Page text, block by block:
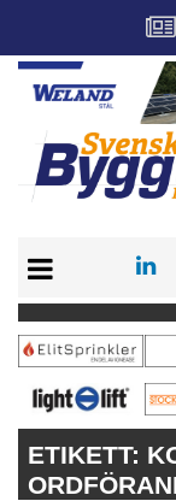
VÅRA ANDRA
ANNONSERA
ETIKETT: